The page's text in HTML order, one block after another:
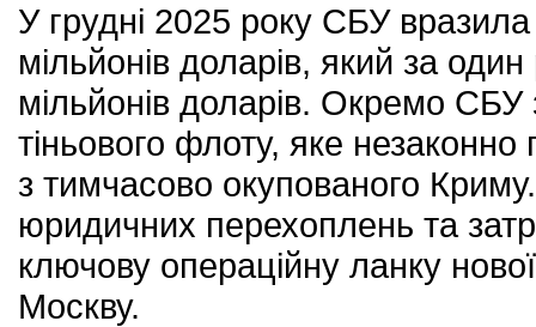
У грудні 2025 року СБУ
мільйонів доларів, який за
мільйонів доларів. Окремо
тіньового флоту, яке
з тимчасово окупованого
юридичних перехоплень та
ключову операційну ланку
Москву.